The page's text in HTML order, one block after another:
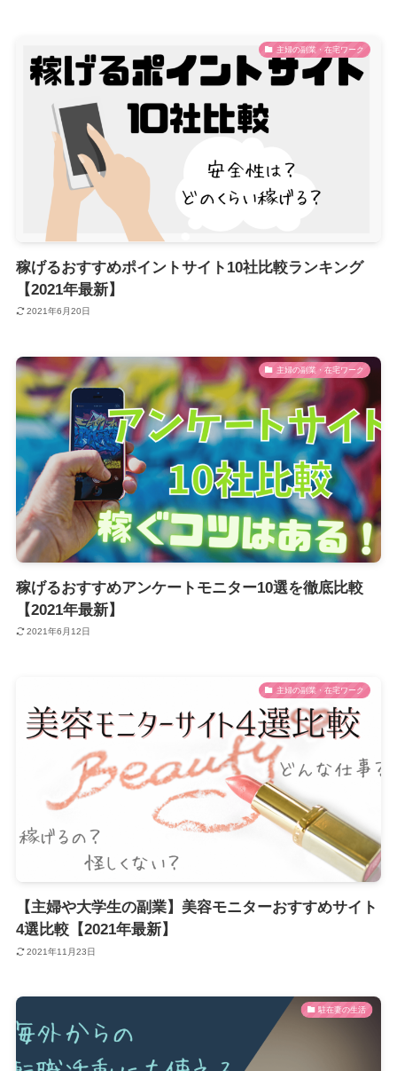
主婦の副業・在宅ワーク
稼げるおすすめポイントサイト10社比較ランキング
【2021年最新】
2021年6月20日
主婦の副業・在宅ワーク
稼げるおすすめアンケートモニター10選を徹底比較
【2021年最新】
2021年6月12日
主婦の副業・在宅ワーク
【主婦や大学生の副業】美容モニターおすすめサイト
4選比較【2021年最新】
2021年11月23日
駐在妻の生活